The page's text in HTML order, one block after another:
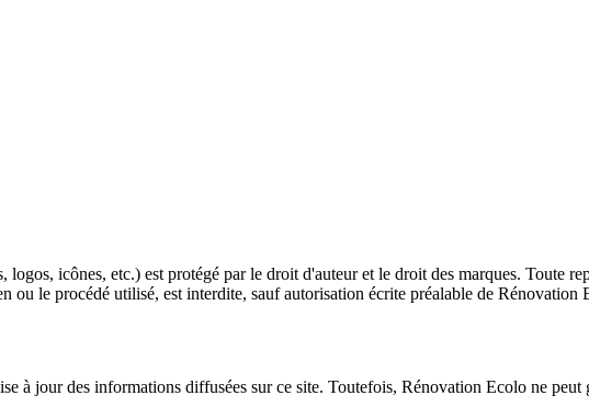
logos, icônes, etc.) est protégé par le droit d'auteur et le droit des marques. Toute
ou le procédé utilisé, est interdite, sauf autorisation écrite préalable de Rénovation
à jour des informations diffusées sur ce site. Toutefois, Rénovation Ecolo ne